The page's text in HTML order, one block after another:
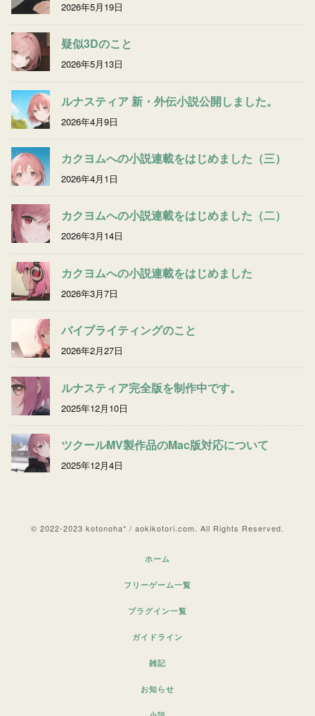
2026年5月19日
疑似3Dのこと
2026年5月13日
ルナスティア 新・外伝小説公開しました。
2026年4月9日
カクヨムへの小説連載をはじめました（三）
2026年4月1日
カクヨムへの小説連載をはじめました（二）
2026年3月14日
カクヨムへの小説連載をはじめました
2026年3月7日
バイブライティングのこと
2026年2月27日
ルナスティア完全版を制作中です。
2025年12月10日
ツクールMV製作品のMac版対応について
2025年12月4日
© 2022-2023 kotonoha* / aokikotori.com. All Rights Reserved.
ホーム
フリーゲーム一覧
プラグイン一覧
ガイドライン
雑記
お知らせ